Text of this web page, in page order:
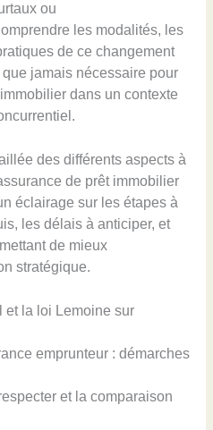
ou
les modalités, les
de ce changement
jamais nécessaire pour
dans un contexte
des différents aspects à
de prêt immobilier
éclairage sur les étapes à
les délais à anticiper, et
de mieux
stratégique.
et la loi Lemoine sur
emprunteur : démarches
et la comparaison